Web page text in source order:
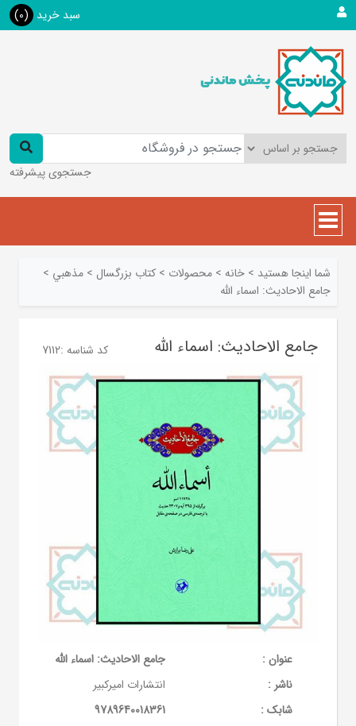
سبد خرید (0)
جستجوی پیشرفته
شما اینجا هستید > خانه > محصولات > کتاب بزرگسال > مذهبي >
جامع الاحادیث: اسماء الله
جامع الاحادیث: اسماء الله کد شناسه :7112
عنوان :
جامع الاحادیث: اسماء الله
ناشر :
انتشارات امیرکبیر
شابک :
9789640018361